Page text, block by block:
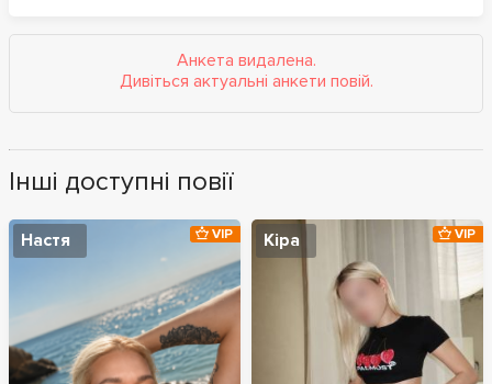
Анкета видалена.
Дивіться актуальні анкети повій.
Інші доступні повії
Настя VIP Кіра VIP